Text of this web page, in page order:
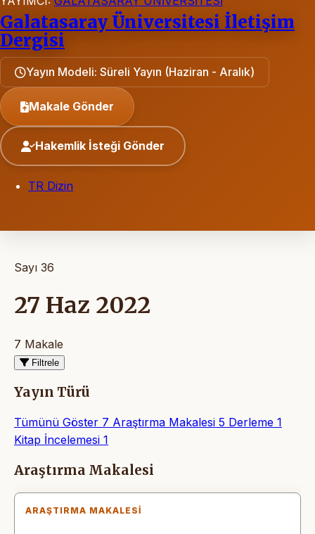
Galatasaray Üniversitesi İletişim
Dergisi
Yayın Modeli: Süreli Yayın (Haziran - Aralık)
Makale Gönder
Hakemlik İsteği Gönder
TR Dizin
Sayı 36
27 Haz 2022
7 Makale
Filtrele
Yayın Türü
Tümünü Göster 7 Araştırma Makalesi 5 Derleme 1
Kitap İncelemesi 1
Makaleler
Araştırma Makalesi
ARAŞTIRMA MAKALESI